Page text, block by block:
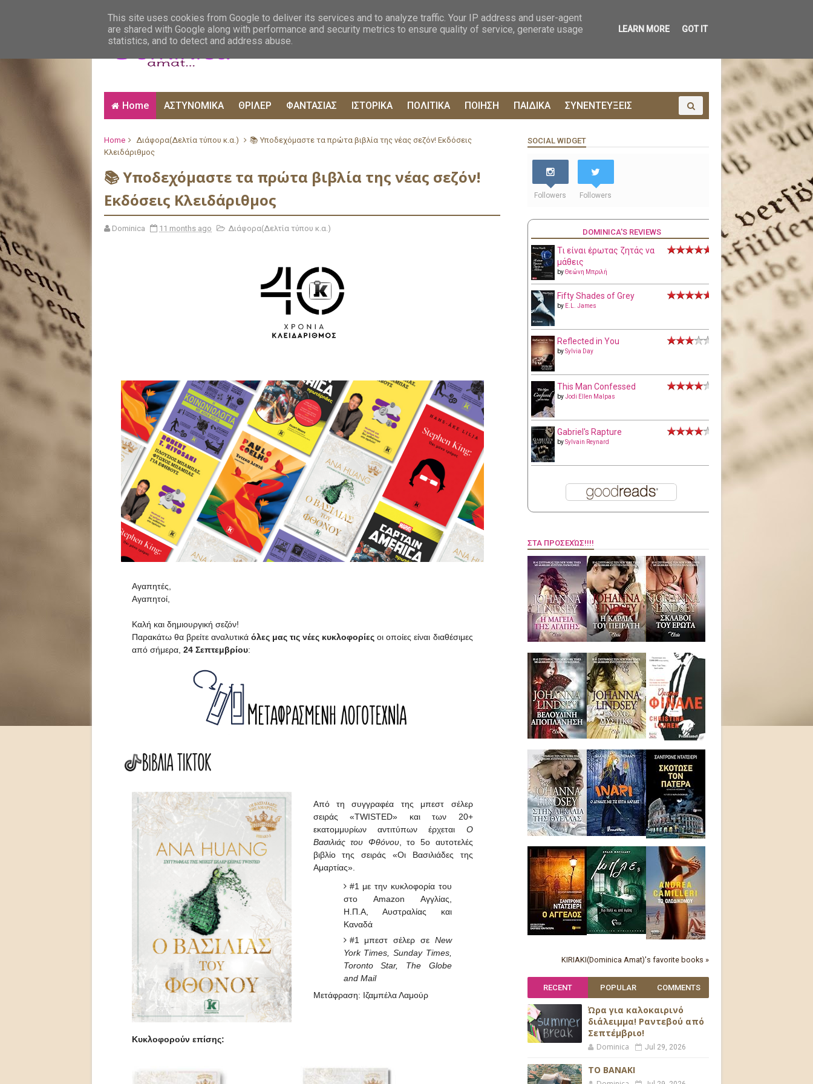
Home ΑΣΤΥΝΟΜΙΚΑ ΘΡΙΛΕΡ ΦΑΝΤΑΣΙΑΣ ΙΣΤΟΡΙΚΑ ΠΟΛΙΤΙΚΑ ΠΟΙΗΣΗ ΠΑΙΔΙΚΑ ΣΥΝΕΝΤΕΥΞΕΙΣ
Home Διάφορα(Δελτία τύπου κ.α.)
📚 Υποδεχόμαστε τα πρώτα βιβλία της νέας σεζόν! Εκδόσεις
Κλειδάριθμος
📚 Υποδεχόμαστε τα πρώτα βιβλία της νέας σεζόν!
Εκδόσεις Κλειδάριθμος
Dominica 11 months ago Διάφορα(Δελτία τύπου κ.α.)
Αγαπητές,
Αγαπητοί,
Καλή και δημιουργική σεζόν!
Παρακάτω θα βρείτε αναλυτικά όλες μας τις νέες κυκλοφορίεςοι οποίες είναι διαθέσιμες
από σήμερα, 24 Σεπτεμβρίου:
Aπό τη συγγραφέα της μπεστ σέλερ
σειράς «TWISTED» και των 20+
εκατομμυρίων αντιτύπων έρχεται O
Βασιλιάς του Φθόνου, το 5ο αυτοτελές
βιβλίο της σειράς «Οι Βασιλιάδες της
Αμαρτίας».
#1 με την κυκλοφορία του
στο Amazon Αγγλίας,
Η.Π.Α, Αυστραλίας και
Καναδά
#1 μπεστ σέλερ σε New
York Times, Sunday Times,
Toronto Star, The Globe
and Mail
Μετάφραση: Ιζαμπέλα Λαμούρ
Κυκλοφορούν επίσης:
SOCIAL WIDGET
Followers Followers
DOMINICA'S REVIEWS
Τι είναι έρωτας ζητάς να
μάθεις
byΘεώνη Μπριλή
Fifty Shades of Grey
by E.L. James
Reflected in You
bySylvia Day
This Man Confessed
byJodi Ellen Malpas
Gabriel's Rapture
bySylvain Reynard
ΣΤΑ ΠΡΟΣΕΧΏΣ!!!!
KIRIAKI(Dominica Amat)'s favorite books »
RECENT POPULAR COMMENTS
Ώρα για καλοκαιρινό
διάλειμμα! Ραντεβού από
Σεπτέμβριο!
Dominica Jul 29, 2026
ΤΟ ΒΑΝΑΚΙ
This site uses cookies from Google to deliver its services and to analyze traffic. Your IP address and user-agent
are shared with Google along with performance and security metrics to ensure quality of service, generate usage
statistics, and to detect and address abuse.
LEARN MORE GOT IT